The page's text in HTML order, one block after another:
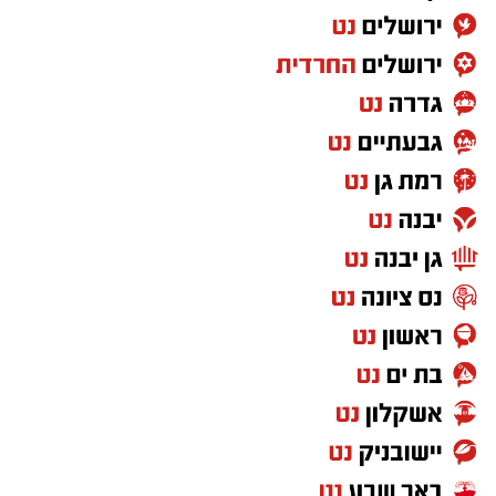
בשנות השמונים והתשעים לחייו מדובר בטלטלה
קיומי שהרבה יותר מאתגר ומורכב להשתקם ממנה.
עמותת אביב לגיל השלישי , הפועלת למען מיצוי
זכויותיהם של בני הגיל השלישי, ללא כל תשלום,
בהתקפה מאיראן בחודש יוני. פגשנו מקרוב את
המציאות: אדם מבוגר שנפלט מביתו, לפעמים רק
עם חפציו האישיים, נדרש למלא טפסים דיגיטליים